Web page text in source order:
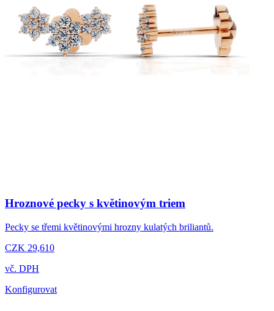
Hroznové pecky s květinovým triem
Pecky se třemi květinovými hrozny kulatých briliantů.
CZK 29,610
vč. DPH
Konfigurovat